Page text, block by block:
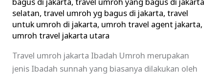
bagus di jakarta,travel umroh yang bagus di jakarta
selatan,travel umroh yg bagus di jakarta,travel
untuk umroh di jakarta, umroh travel agent jakarta,
umroh travel jakarta utara
Travel umroh jakarta Ibadah Umroh merupakan
jenis Ibadah sunnah yang biasanya dilakukan oleh